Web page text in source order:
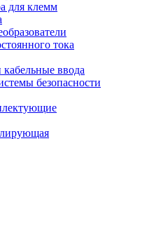
для клемм
тока
ввода
безопасности